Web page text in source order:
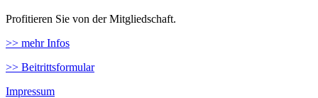
Profitieren Sie von der Mitgliedschaft.
>> mehr Infos
>> Beitrittsformular
Impressum